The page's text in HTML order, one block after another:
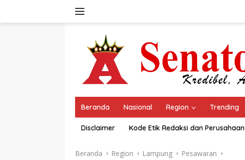
Beranda Nasional Region Trending
Disclaimer Kode Etik Redaksi dan Perusahaan
Beranda Region Lampung Pesawaran